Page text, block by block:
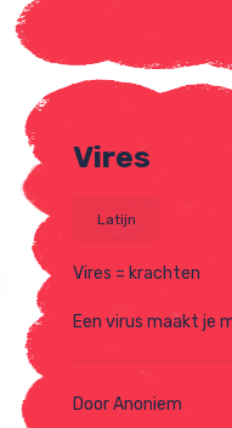
Vires
Latijn
Vires = krachten
Een virus maakt je
Door Anoniem